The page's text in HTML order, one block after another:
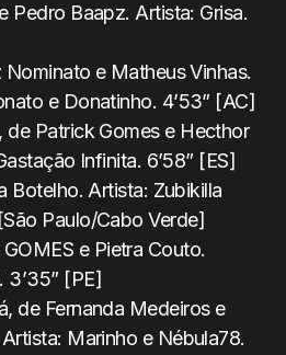
Pedro Baapz. Artista: Grisa.
Nominato e Matheus Vinhas.
e Donatinho. 4’53” [AC]
de Patrick Gomes e Hecthor
Infinita. 6’58” [ES]
Botelho. Artista: Zubikilla
Paulo/Cabo Verde]
e Pietra Couto.
3’35” [PE]
de Fernanda Medeiros e
Marinho e Nébula78.